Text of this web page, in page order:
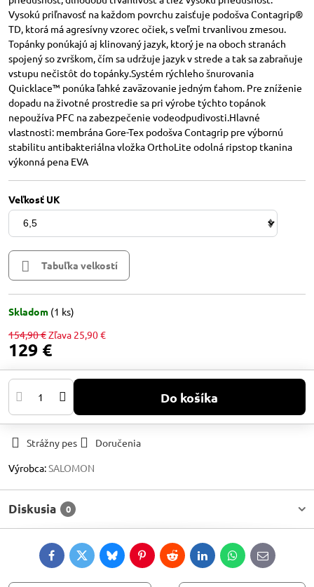
Vysokú priľnavosť na každom povrchu zaisťuje podošva Contagrip®
TD, ktorá má agresívny vzorec očiek, s veľmi trvanlivou zmesou.
Topánky ponúkajú aj klinovaný jazyk, ktorý je na oboch stranách
spojený so zvrškom, čím sa udržuje jazyk v strede a tak sa zabraňuje
vstupu nečistôt do topánky.Systém rýchleho šnurovania
Quicklace™ ponúka ľahké zaväzovanie jedným ťahom. Pre zníženie
dopadu na životné prostredie sa pri výrobe týchto topánok
nepoužíva PFC na zabezpečenie vodeodpudivosti.Hlavné
vlastnosti: membrána Gore-Tex podošva Contagrip pre výbornú
stabilitu antibakteriálna vložka OrthoLite odolná ripstop tkanina
výkonná pena EVA
Veľkosť UK
Tabuľka velkostí
Skladom (1 ks)
154,90 €Zľava 25,90 €
129 €
Do košíka
Strážny pes
Doručenia
Výrobca:SALOMON
Diskusia 0
FacebookTwitterBlueskyPinterestRedditLinkedInWhatsApp
E-
mail